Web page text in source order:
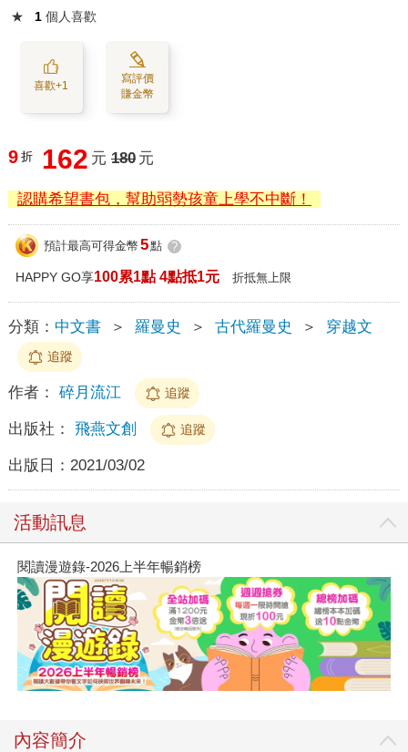
★ 1 個人喜歡
喜歡+1
寫評價
賺金幣
9 折 162 元 180 元
認購希望書包，幫助弱勢孩童上學不中斷！
預計最高可得金幣 5點 ?
HAPPY GO享100累1點 4點抵1元 折抵無上限
分類： 中文書 ＞ 羅曼史 ＞ 古代羅曼史 ＞ 穿越文
追蹤
作者： 碎月流江 追蹤
出版社： 飛燕文創 追蹤
出版日： 2021/03/02
活動訊息
閱讀漫遊錄-2026上半年暢銷榜
內容簡介